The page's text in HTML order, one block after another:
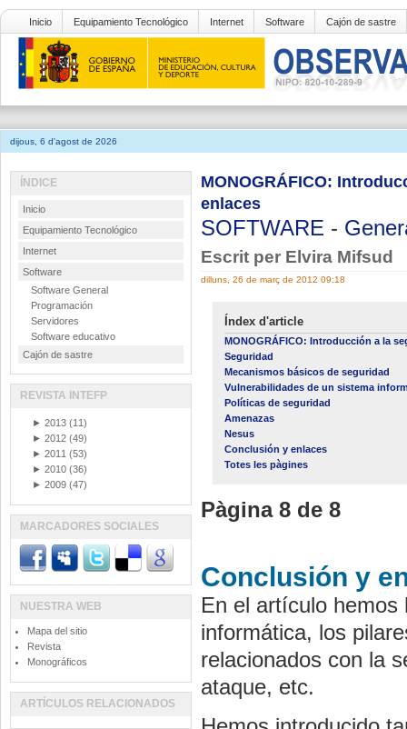
Inicio Equipamiento Tecnológico Internet Software Cajón de sastre
dijous, 6 d'agost de 2026
MONOGRÁFICO:
enlaces
SOFTWARE -
Escrit per Elvira Mifsud
dilluns, 26 de març de 2012 09:18
Índex d'article
MONOGRÁFICO: Introducción a la
Seguridad
Mecanismos básicos de seguridad
Vulnerabilidades de un sistema
Políticas de seguridad
Amenazas
Nesus
Conclusión y enlaces
Totes les pàgines
Pàgina 8 de 8
Conclusión y
En el artículo hemos
informática, los
relacionados con la
ataque, etc.
ÍNDICE
Inicio
Equipamiento Tecnológico
Internet
Software
Software General
Programación
Servidores
Software educativo
Cajón de sastre
REVISTA INTEFP
► 2013 (11)
► 2012 (49)
► 2011 (53)
► 2010 (36)
► 2009 (47)
MARCADORES SOCIALES
NUESTRA WEB
Mapa del sitio
Revista
Monográficos
ARTÍCULOS RELACIONADOS